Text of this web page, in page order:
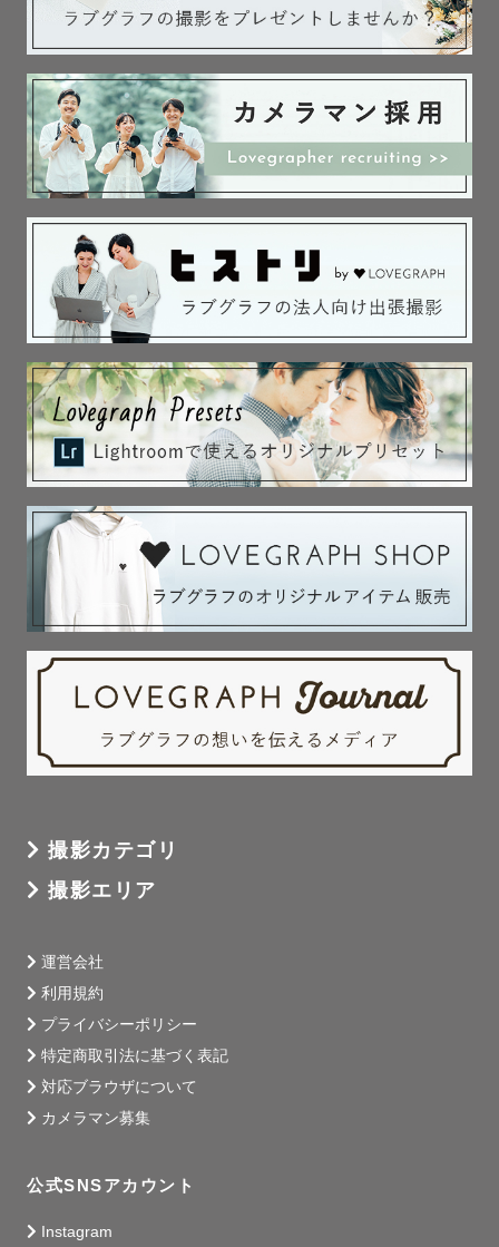
撮影カテゴリ
撮影エリア
運営会社
利用規約
プライバシーポリシー
特定商取引法に基づく表記
対応ブラウザについて
カメラマン募集
公式SNSアカウント
Instagram